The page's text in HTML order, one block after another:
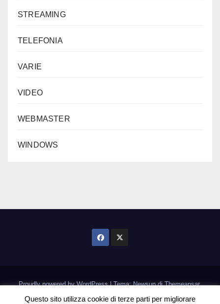
STREAMING
TELEFONIA
VARIE
VIDEO
WEBMASTER
WINDOWS
Proudly powered by WordPress|Tema: Newsup diThemeansar.
Questo sito utilizza cookie di terze parti per migliorare